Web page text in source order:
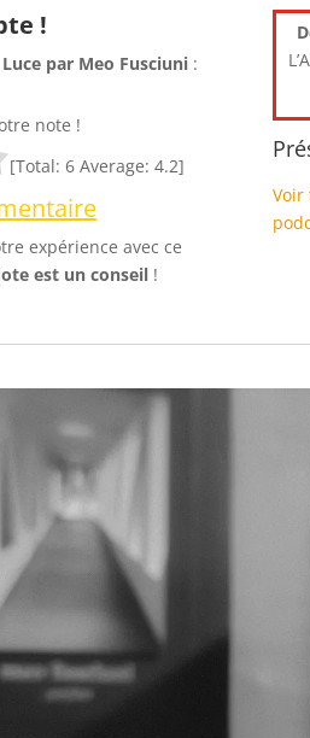
!
par Meo Fusciuni :
note !
[Total: 6Average: 4.2]
expérience avec ce
est un conseil!
Voir